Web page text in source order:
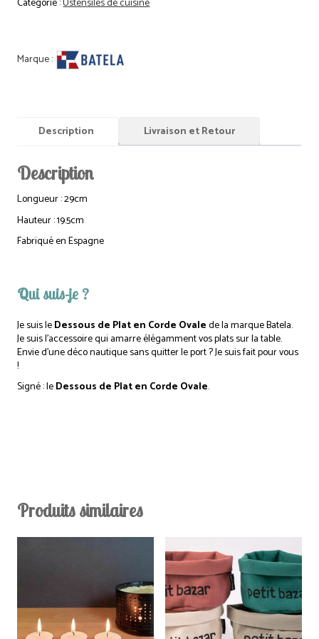
Plat
Description Livraison et Retour
Description
Longueur : 29cm
Hauteur : 19.5cm
Fabriqué en Espagne
Qui suis-je ?
Je suis leDessous de Plat en Corde Ovalede la marque Batela.
Je suis l’accessoire qui amarre élégamment vos plats sur la table.
Envie d’une déco nautique sans quitter le port ? Je suis fait pour vous
!
Signé : leDessous de Plat en Corde Ovale.
Produits similaires
produit
a
plusieurs
variations.
Les
options